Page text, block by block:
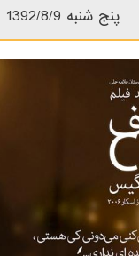
پنج شنبه 1392/8/9